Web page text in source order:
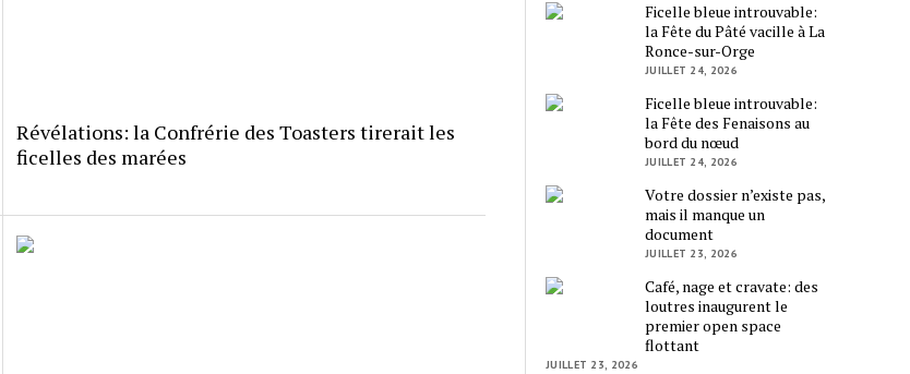
Révélations: la Confrérie des Toasters tirerait les
ficelles des marées
Ficelle bleue introuvable:
la Fête du Pâté vacille à La
Ronce-sur-Orge
JUILLET 24, 2026
Ficelle bleue introuvable:
la Fête des Fenaisons au
bord du nœud
JUILLET 24, 2026
Votre dossier n’existe pas,
mais il manque un
document
JUILLET 23, 2026
Café, nage et cravate: des
loutres inaugurent le
premier open space
flottant
JUILLET 23, 2026